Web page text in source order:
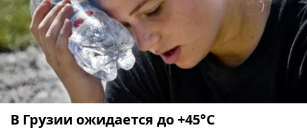
В Грузии ожидается до +45°С